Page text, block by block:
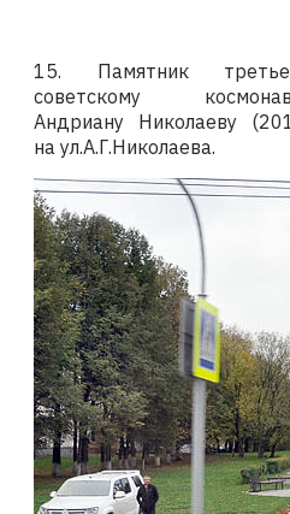
15. Памятник
советскому
Андриану Николаеву
на ул.А.Г.Николаева.